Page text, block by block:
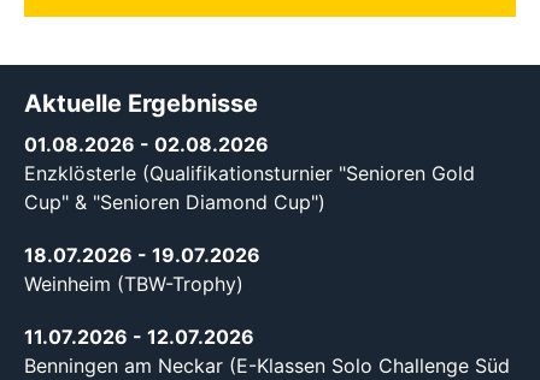
Aktuelle Ergebnisse
01.08.2026 - 02.08.2026
Enzklösterle (Qualifikationsturnier "Senioren Gold
Cup" & "Senioren Diamond Cup")
18.07.2026 - 19.07.2026
Weinheim (TBW-Trophy)
11.07.2026 - 12.07.2026
Benningen am Neckar (E-Klassen Solo Challenge Süd